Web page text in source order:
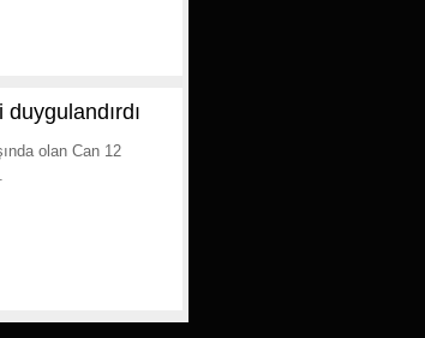
olan Can 12